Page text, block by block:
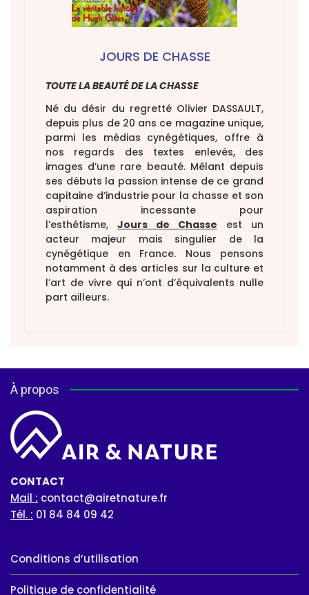
JOURS DE CHASSE
TOUTE LA BEAUTÉ DE LA CHASSE
Né du désir du regretté Olivier DASSAULT,
depuis plus de 20 ans ce magazine unique,
parmi les médias cynégétiques, offre à
nos regards des textes enlevés, des
images d’une rare beauté. Mêlant depuis
ses débuts la passion intense de ce grand
capitaine d’industrie pour la chasse et son
aspiration incessante pour
l’esthétisme, Jours de Chasse est un
acteur majeur mais singulier de la
cynégétique en France. Nous pensons
notamment à des articles sur la culture et
l’art de vivre qui n’ont d’équivalents nulle
part ailleurs.
À propos
CONTACT
Mail : contact@airetnature.fr
Tél. : 01 84 84 09 42
Conditions d’utilisation
Politique de confidentialité